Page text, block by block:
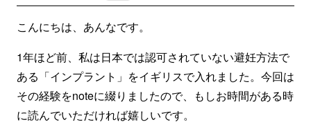
こんにちは、あんなです。
1年ほど前、私は日本では認可されていない避妊方法で
ある「インプラント」をイギリスで入れました。今回は
その経験をnoteに綴りましたので、もしお時間がある時
に読んでいただければ嬉しいです。